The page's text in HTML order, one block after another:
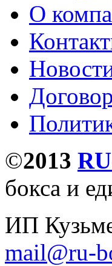
О
©2013
бокса и
ИП
mail@ru-